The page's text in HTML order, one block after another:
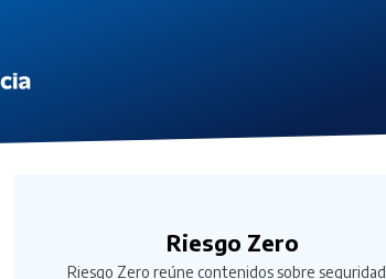
Riesgo Zero
Riesgo Zero reúne contenidos sobre seguridad